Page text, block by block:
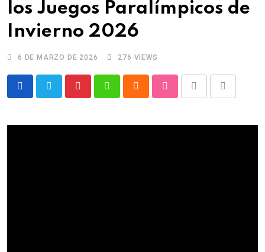
los Juegos Paralímpicos de
Invierno 2026
6 DE MARZO DE 2026 276 VIEWS